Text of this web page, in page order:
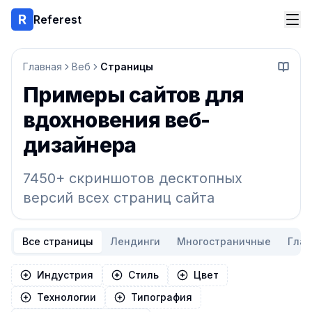
Referest
Главная Веб Страницы
Примеры сайтов для
вдохновения веб-
дизайнера
7450+ скриншотов десктопных
версий всех страниц сайта
Все страницы Лендинги Многостраничные
Индустрия Стиль
Цвет
Технологии
Типография